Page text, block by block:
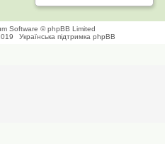
Software © phpBB Limited
Українська підтримка phpBB